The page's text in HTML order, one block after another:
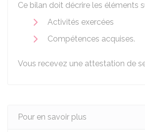
Ce bilan doit décrire les éléments
Activités exercées
Compétences acquises.
Vous recevez une attestation de
Pour en savoir plus